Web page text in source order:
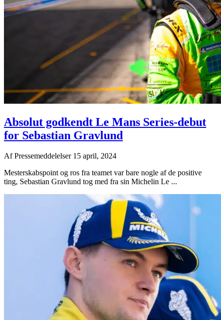
Absolut godkendt Le Mans Series-debut
for Sebastian Gravlund
AfPressemeddelelser 15 april, 2024
Mesterskabspoint og ros fra teamet var bare nogle af de positive
ting, Sebastian Gravlund tog med fra sin Michelin Le ...